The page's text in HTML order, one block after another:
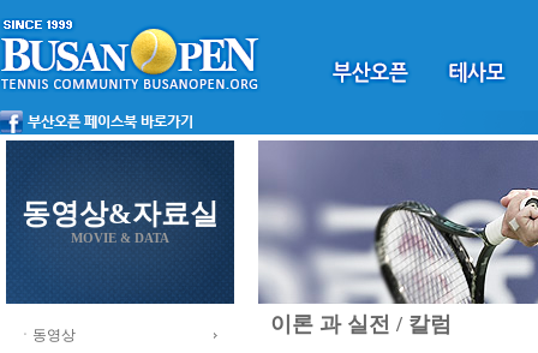
동영상&자료실
MOVIE & DATA
ㆍ동영상 이론 과 실전 / 칼럼